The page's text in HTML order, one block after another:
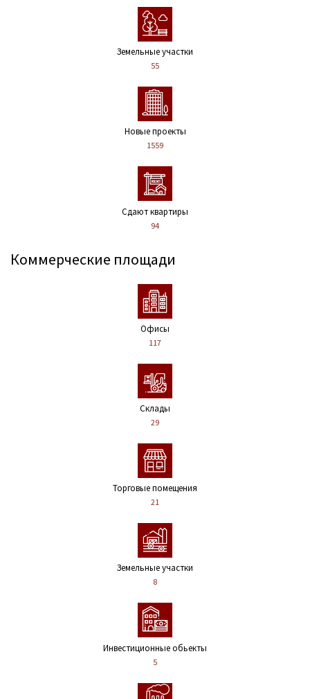
Земельные участки
55
Новые проекты
1559
Сдают квартиры
94
Коммерческие площади
Офисы
117
Склады
29
Торговые помещения
21
Земельные участки
8
Инвестиционные обьекты
5